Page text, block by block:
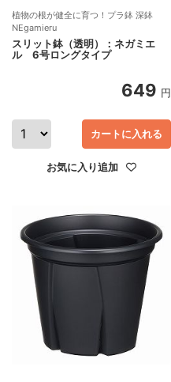
植物の根が健全に育つ！プラ鉢 深鉢
NEgamieru
スリット鉢（透明）：ネガミエ
ル 6号ロングタイプ
649 円
カートに入れる
お気に入り追加